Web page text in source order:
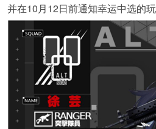
并在10月12日前通知幸运中选的玩